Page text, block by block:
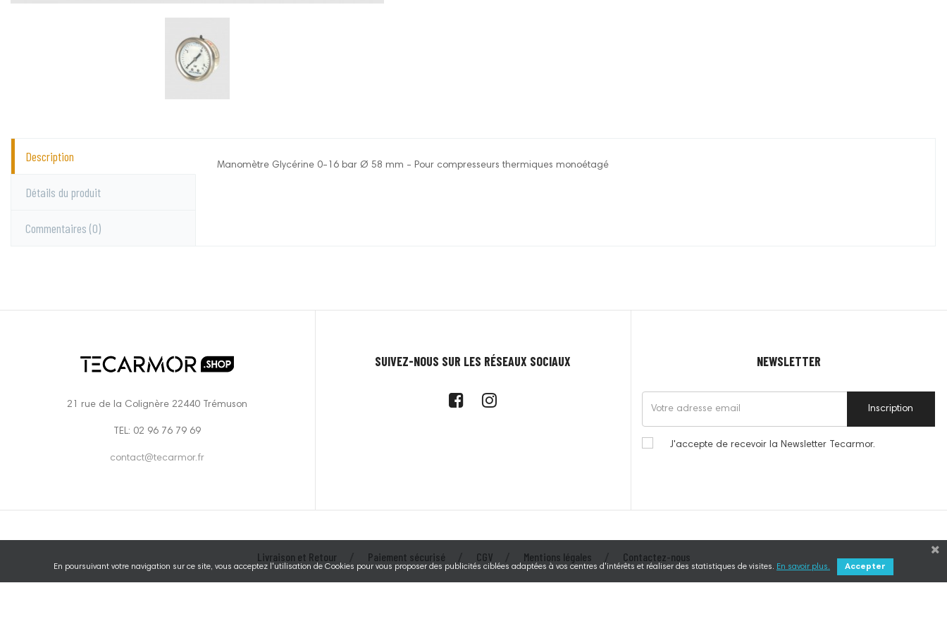
Description
Détails du produit
Commentaires (0)
Manomètre Glycérine 0-16 bar Ø 58 mm - Pour compresseurs thermiques monoétagé
21 rue de la Colignère 22440 Trémuson
TEL: 02 96 76 79 69
contact@tecarmor.fr
SUIVEZ-NOUS SUR LES RÉSEAUX SOCIAUX NEWSLETTER
Inscription
J'accepte de recevoir la Newsletter Tecarmor.
Livraison et Retour Paiement sécurisé CGV Mentions légales Contactez-nous
En poursuivant votre navigation sur ce site, vous acceptez l'utilisation de Cookies pour vous proposer des publicités ciblées adaptées à vos centres d'intérêts et réaliser des statistiques de visites. En savoir plus. Accepter